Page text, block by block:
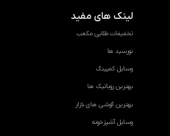
لینک های مفید
تخفیفات طلایی مکعب
نورسید ها
وسایل کمپینگ
بهترین روباتیک ها
بهترین گوشی های بازار
وسایل آشپزخونه